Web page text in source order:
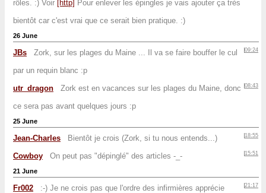
rôles. :) Voir [http] Pour enlever les épingles je vais ajouter ça très
bientôt car c'est vrai que ce serait bien pratique. :)
26 June
09:24
JBs
Zork, sur les plages du Maine ... Il va se faire bouffer le cul
par un requin blanc :p
08:43
utr_dragon
Zork est en vacances sur les plages du Maine, donc
ce sera pas avant quelques jours :p
25 June
18:55
Jean-Charles Bientôt je crois (Zork, si tu nous entends...)
15:51
Cowboy On peut pas "dépinglé" des articles -_-
21 June
21:17
Fr002
:-) Je ne crois pas que l'ordre des infirmières apprécie